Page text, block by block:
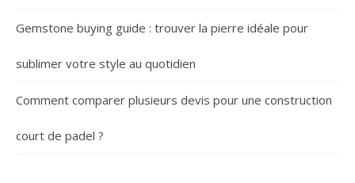
Gemstone buying guide : trouver la pierre idéale pour
sublimer votre style au quotidien
Comment comparer plusieurs devis pour une construction
court de padel ?